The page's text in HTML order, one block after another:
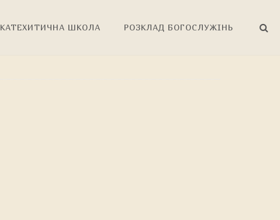
КАТЕХИТИЧНА ШКОЛА РОЗКЛАД БОГОСЛУЖІНЬ